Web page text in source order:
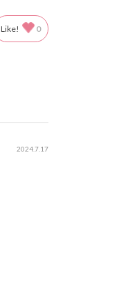
Like! 0
2024.7.17